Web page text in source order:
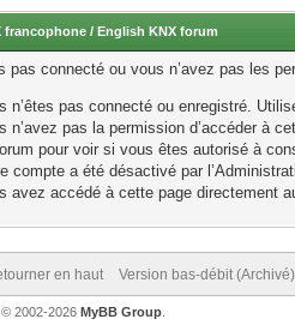
francophone / English KNX forum
pas connecté ou vous n’avez pas les
n’êtes pas connecté ou enregistré.
n’avez pas la permission d’accéder à
pour voir si vous êtes autorisé à
compte a été désactivé par
avez accédé à cette page directement
en haut Version bas-débit (Archivé)
2002-2026 MyBB Group.